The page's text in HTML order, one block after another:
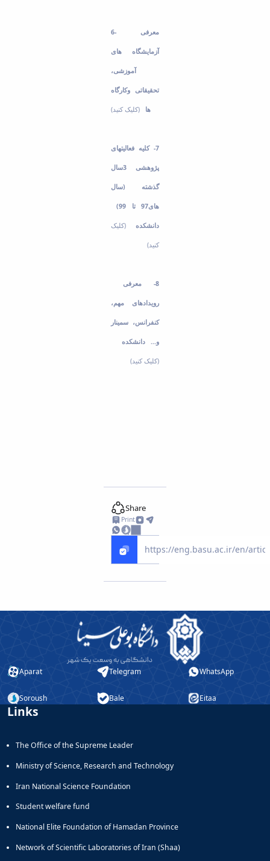
6- معرفی
آزمایشگاه های
آموزشی،
تحقیقاتی وکارگاه
ها (کلیک کنید)
7- کلیه فعالیتهای
پژوهشی 3سال
گذشته (سال
های97 تا 99)
دانشکده (کلیک
کنید)
8- معرفی
رویدادهای مهم،
کنفرانس، سمینار
و... دانشکده
(کلیک کنید)
Share
Print
Aparat Telegram WhatsApp
Soroush Bale Eitaa
Links
The Office of the Supreme Leader
Ministry of Science, Research and Technology
Iran National Science Foundation
Student welfare fund
National Elite Foundation of Hamadan Province
Network of Scientific Laboratories of Iran (Shaa)